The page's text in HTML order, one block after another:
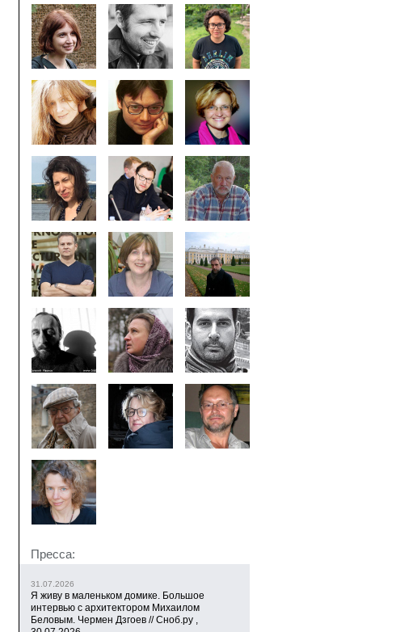
Пресса:
31.07.2026
Я живу в маленьком домике. Большое
интервью с архитектором Михаилом
Беловым. Чермен Дзгоев // Сноб.ру ,